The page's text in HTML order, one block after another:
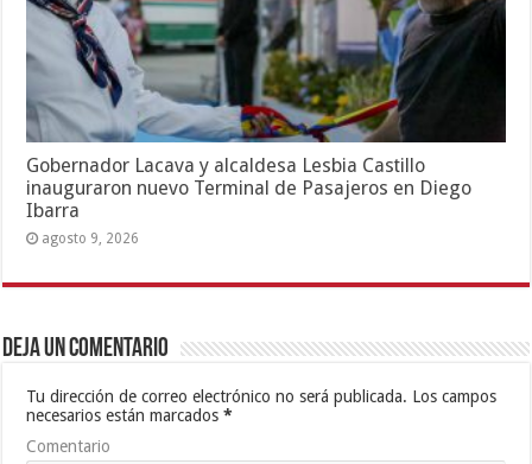
Gobernador Lacava y alcaldesa Lesbia Castillo
inauguraron nuevo Terminal de Pasajeros en Diego
Ibarra
agosto 9, 2026
Deja un comentario
Tu dirección de correo electrónico no será publicada. Los campos
necesarios están marcados*
Comentario